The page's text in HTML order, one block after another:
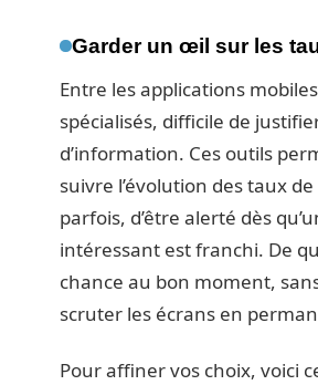
Garder un œil sur les
Entre les applications
spécialisés, difficile de
d’information. Ces outils
suivre l’évolution des taux
parfois, d’être alerté dès
intéressant est franchi. De
chance au bon moment,
scruter les écrans en
Pour affiner vos choix, voici